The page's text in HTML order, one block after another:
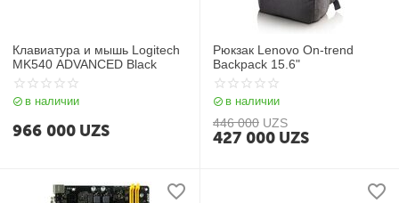
Клавиатура и мышь Logitech
MK540 ADVANCED Black
в наличии
966 000 UZS
Рюкзак Lenovo On-trend
Backpack 15.6"
в наличии
446 000 UZS
427 000 UZS